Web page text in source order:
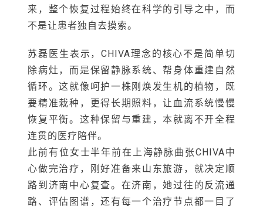
来，整个恢复过程始终在科学的引导之中，而
不是让患者独自去摸索。
苏磊医生表示，CHIVA理念的核心不是简单切
除病灶，而是保留静脉系统、帮身体重建自然
循环。这就像呵护一株刚焕发生机的植物，既
要精准栽种，更得长期照料，让血流系统慢慢
恢复平衡。这种保留与重建，本就离不开全程
连贯的医疗陪伴。
此前有位女士半年前在上海静脉曲张CHIVA中
心做完治疗，刚好准备来山东旅游，就决定顺
路到济南中心复查。在济南，她过往的反流通
路、评估图谱，还有每一个治疗节点都一目了